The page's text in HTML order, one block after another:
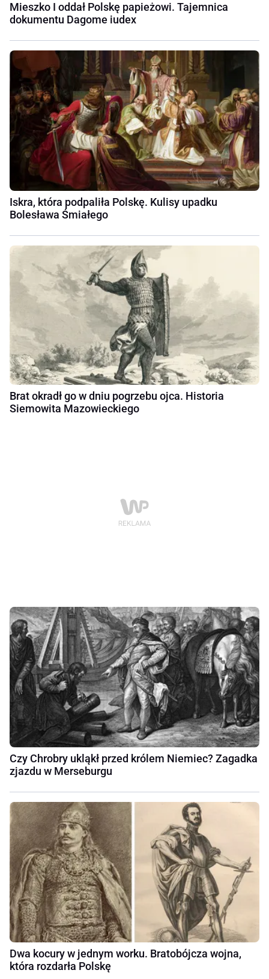
Mieszko I oddał Polskę papieżowi. Tajemnica
dokumentu Dagome iudex
Iskra, która podpaliła Polskę. Kulisy upadku
Bolesława Śmiałego
Brat okradł go w dniu pogrzebu ojca. Historia
Siemowita Mazowieckiego
Czy Chrobry ukląkł przed królem Niemiec? Zagadka
zjazdu w Merseburgu
Dwa kocury w jednym worku. Bratobójcza wojna,
która rozdarła Polskę